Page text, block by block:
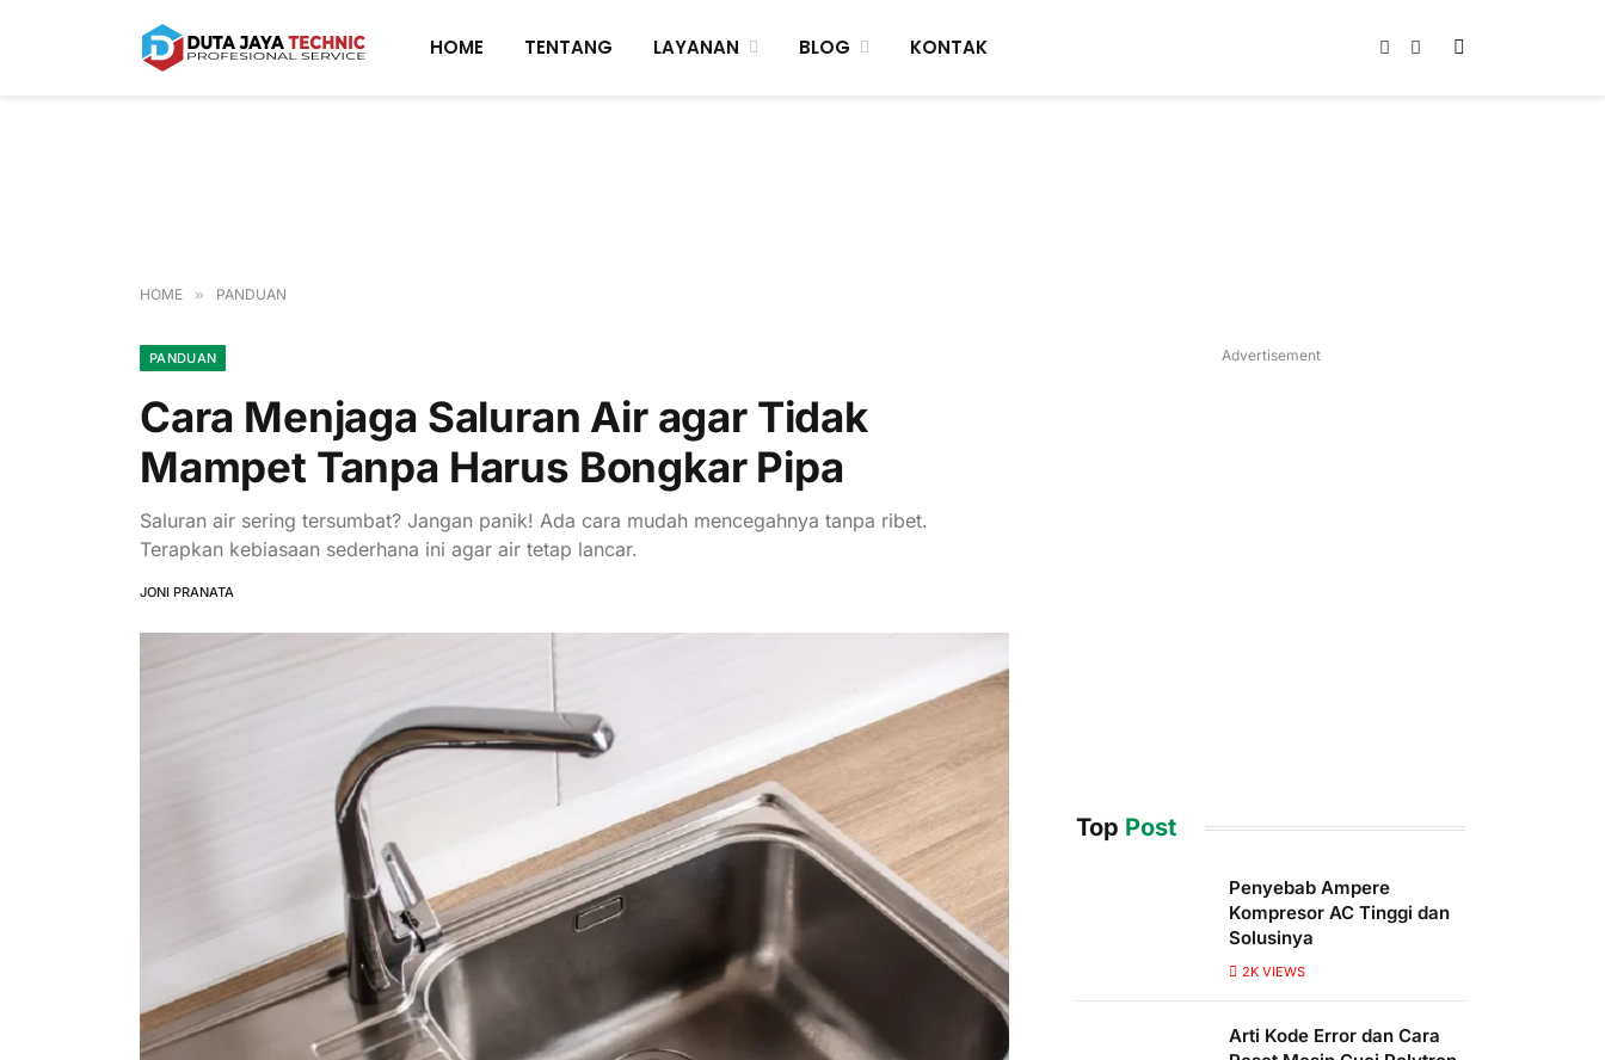
HOME TENTANG LAYANAN BLOG KONTAK Instagram
TikTok
HOME » PANDUAN
PANDUAN
Cara Menjaga Saluran Air agar Tidak
Mampet Tanpa Harus Bongkar Pipa
Saluran air sering tersumbat? Jangan panik! Ada cara mudah mencegahnya tanpa ribet.
Terapkan kebiasaan sederhana ini agar air tetap lancar.
JONI PRANATA
Advertisement
Top Post
Penyebab Ampere
Kompresor AC Tinggi dan
Solusinya
2K VIEWS
Arti Kode Error dan Cara